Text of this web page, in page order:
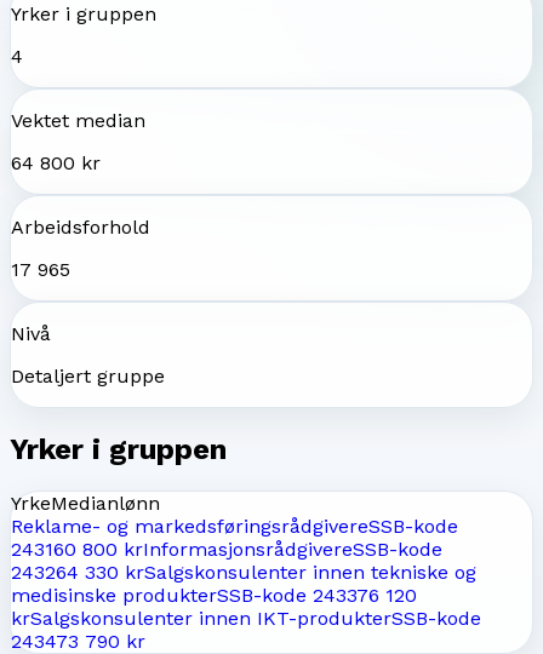
Yrker i gruppen
4
Vektet median
64 800 kr
Arbeidsforhold
17 965
Nivå
Detaljert gruppe
Yrker i gruppen
YrkeMedianlønn
Reklame- og markedsføringsrådgivereSSB-kode
243160 800 krInformasjonsrådgivereSSB-kode
243264 330 krSalgskonsulenter innen tekniske og
medisinske produkterSSB-kode 243376 120
krSalgskonsulenter innen IKT-produkterSSB-kode
243473 790 kr